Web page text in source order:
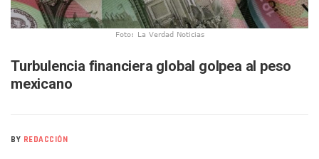
Arquitecto Luis Munguía Reconoce La Labor Del Personal
Semana Lluviosa Para Puerto Vallarta Con Tormentas Y
Buques Mexicanos Parten A Venezuela Con 718
Foto: La Verdad Noticias
Turbulencia financiera global golpea al peso
mexicano
BY REDACCIÓN